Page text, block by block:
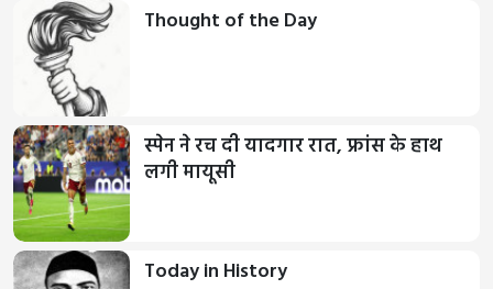
Thought of the Day
स्पेन ने रच दी यादगार रात, फ्रांस के हाथ
लगी मायूसी
Today in History